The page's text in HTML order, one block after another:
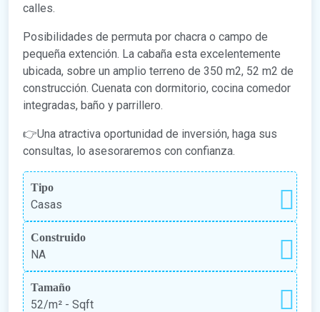
calles.
Posibilidades de permuta por chacra o campo de
pequeña extención. La cabaña esta excelentemente
ubicada, sobre un amplio terreno de 350 m2, 52 m2 de
construcción. Cuenata con dormitorio, cocina comedor
integradas, baño y parrillero.
👉Una atractiva oportunidad de inversión, haga sus
consultas, lo asesoraremos con confianza.
Tipo
Casas
Construido
NA
Tamaño
52/m² - Sqft